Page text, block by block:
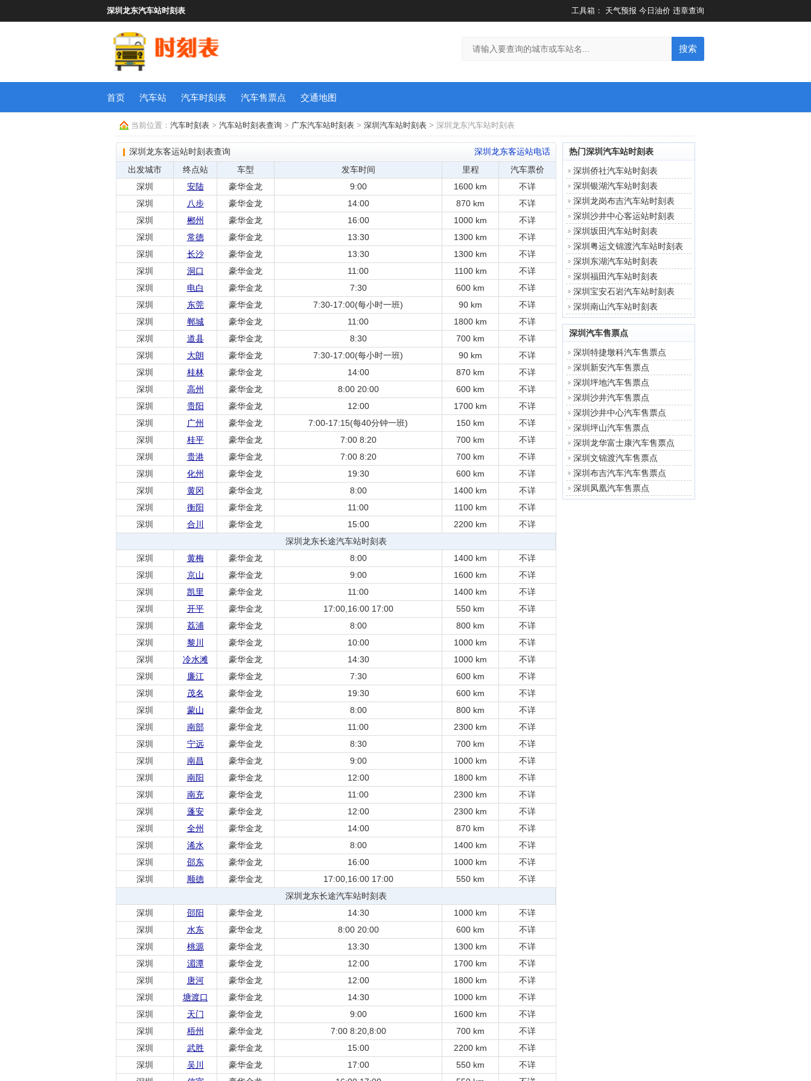
深圳龙东汽车站时刻表 工具箱： 天气预报 今日油价 违章查询
搜索
首页 汽车站 汽车时刻表 汽车售票点 交通地图
当前位置： 汽车时刻表 > 汽车站时刻表查询 > 广东汽车站时刻表 > 深圳汽车站时刻表 > 深圳龙东汽车站时刻表
深圳龙东客运站时刻表查询
深圳龙东客运站电话
出发城市
终点站 车型 发车时间 里程
汽车票价
深圳
安陆 豪华金龙 9:00 1600 km
不详
深圳
八步 豪华金龙 14:00 870 km
不详
深圳
郴州 豪华金龙 16:00 1000 km
不详
深圳
常德 豪华金龙 13:30 1300 km
不详
深圳
长沙 豪华金龙 13:30 1300 km
不详
深圳
洞口 豪华金龙 11:00 1100 km
不详
深圳
电白 豪华金龙 7:30 600 km
不详
深圳
东莞 豪华金龙 7:30-17:00(每小时一班) 90 km
不详
深圳
郸城 豪华金龙 11:00 1800 km
不详
深圳
道县 豪华金龙 8:30 700 km
不详
深圳
大朗 豪华金龙 7:30-17:00(每小时一班) 90 km
不详
深圳
桂林 豪华金龙 14:00 870 km
不详
深圳
高州 豪华金龙 8:00 20:00 600 km
不详
深圳
贵阳 豪华金龙 12:00 1700 km
不详
深圳
广州 豪华金龙 7:00-17:15(每40分钟一班) 150 km
不详
深圳
桂平 豪华金龙 7:00 8:20 700 km
不详
深圳
贵港 豪华金龙 7:00 8:20 700 km
不详
深圳
化州 豪华金龙 19:30 600 km
不详
深圳
黄冈 豪华金龙 8:00 1400 km
不详
深圳
衡阳 豪华金龙 11:00 1100 km
不详
深圳
合川 豪华金龙 15:00 2200 km
不详
深圳龙东长途汽车站时刻表
深圳
黄梅 豪华金龙 8:00 1400 km
不详
深圳
京山 豪华金龙 9:00 1600 km
不详
深圳
凯里 豪华金龙 11:00 1400 km
不详
深圳
开平 豪华金龙 17:00,16:00 17:00 550 km
不详
深圳
荔浦 豪华金龙 8:00 800 km
不详
深圳
黎川 豪华金龙 10:00 1000 km
不详
深圳
冷水滩 豪华金龙 14:30 1000 km
不详
深圳
廉江 豪华金龙 7:30 600 km
不详
深圳
茂名 豪华金龙 19:30 600 km
不详
深圳
蒙山 豪华金龙 8:00 800 km
不详
深圳
南部 豪华金龙 11:00 2300 km
不详
深圳
宁远 豪华金龙 8:30 700 km
不详
深圳
南昌 豪华金龙 9:00 1000 km
不详
深圳
南阳 豪华金龙 12:00 1800 km
不详
深圳
南充 豪华金龙 11:00 2300 km
不详
深圳
蓬安 豪华金龙 12:00 2300 km
不详
深圳
全州 豪华金龙 14:00 870 km
不详
深圳
浠水 豪华金龙 8:00 1400 km
不详
深圳
邵东 豪华金龙 16:00 1000 km
不详
深圳
顺德 豪华金龙 17:00,16:00 17:00 550 km
不详
深圳龙东长途汽车站时刻表
深圳
邵阳 豪华金龙 14:30 1000 km
不详
深圳
水东 豪华金龙 8:00 20:00 600 km
不详
深圳
桃源 豪华金龙 13:30 1300 km
不详
深圳
湄潭 豪华金龙 12:00 1700 km
不详
深圳
唐河 豪华金龙 12:00 1800 km
不详
深圳
塘渡口 豪华金龙 14:30 1000 km
不详
深圳
天门 豪华金龙 9:00 1600 km
不详
深圳
梧州 豪华金龙 7:00 8:20,8:00 700 km
不详
深圳
武胜 豪华金龙 15:00 2200 km
不详
深圳
吴川 豪华金龙 17:00 550 km
不详
热门深圳汽车站时刻表
深圳侨社汽车站时刻表
深圳银湖汽车站时刻表
深圳龙岗布吉汽车站时刻表
深圳沙井中心客运站时刻表
深圳坂田汽车站时刻表
深圳粤运文锦渡汽车站时刻表
深圳东湖汽车站时刻表
深圳福田汽车站时刻表
深圳宝安石岩汽车站时刻表
深圳南山汽车站时刻表
深圳汽车售票点
深圳特捷墩科汽车售票点
深圳新安汽车售票点
深圳坪地汽车售票点
深圳沙井汽车售票点
深圳沙井中心汽车售票点
深圳坪山汽车售票点
深圳龙华富士康汽车售票点
深圳文锦渡汽车售票点
深圳布吉汽车汽车售票点
深圳凤凰汽车售票点